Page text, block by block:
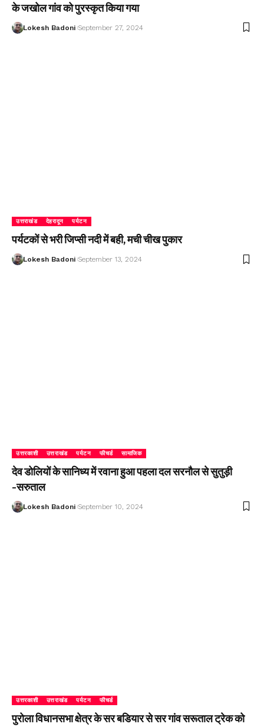
के जखोल गांव को पुरस्कृत किया गया
Lokesh Badoni September 27, 2024
उत्तराखंड देहरादून पर्यटन
पर्यटकों से भरी जिप्सी नदी में बही, मची चीख पुकार
Lokesh Badoni September 13, 2024
उत्तरकाशी उत्तराखंड पर्यटन फीचर्ड सामाजिक
देव डोलियों के सानिध्य में रवाना हुआ पहला दल सरनौल से सुतुड़ी
-सरुताल
Lokesh Badoni September 10, 2024
उत्तरकाशी उत्तराखंड पर्यटन फीचर्ड
पुरोला विधानसभा क्षेत्र के सर बडियार से सर गांव सरूताल ट्रेक को